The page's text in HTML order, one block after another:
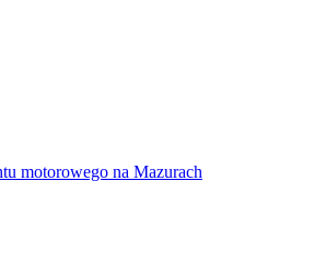
motorowego na Mazurach